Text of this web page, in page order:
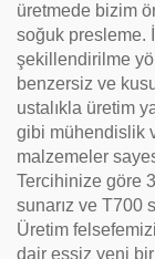
üretmede bizim
soğuk presleme.
şekillendirilme
benzersiz ve
ustalıkla üretim
gibi mühendislik
malzemeler
Tercihinize göre
sunarız ve T700
Üretim
dair eşsiz yeni